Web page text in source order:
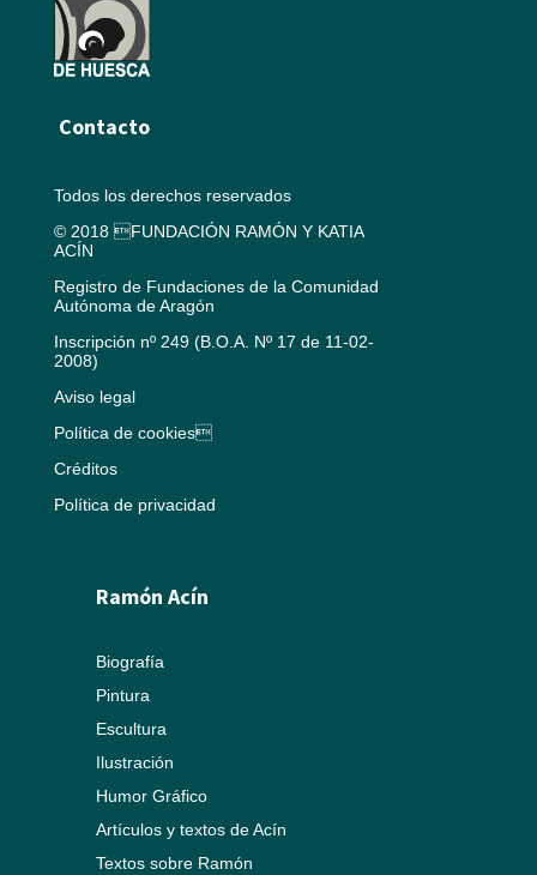
Contacto
Todos los derechos reservados
© 2018 FUNDACIÓN RAMÓN Y KATIA
ACÍN
Registro de Fundaciones de la Comunidad
Autónoma de Aragón
Inscripción nº 249 (B.O.A. Nº 17 de 11-02-
2008)
Aviso legal
Política de cookies
Créditos
Política de privacidad
Ramón Acín
Biografía
Pintura
Escultura
Ilustración
Humor Gráfico
Artículos y textos de Acín
Textos sobre Ramón